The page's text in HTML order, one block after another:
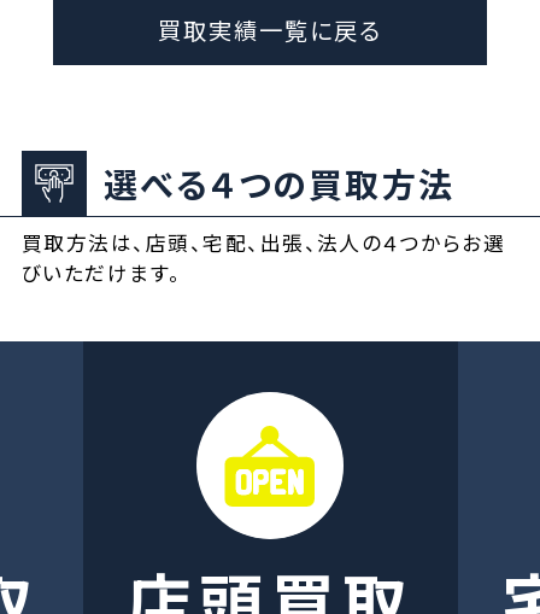
買取実績一覧に戻る
選べる４つの買取方法
買取方法は、店頭、宅配、出張、法人の４つからお選
びいただけます。